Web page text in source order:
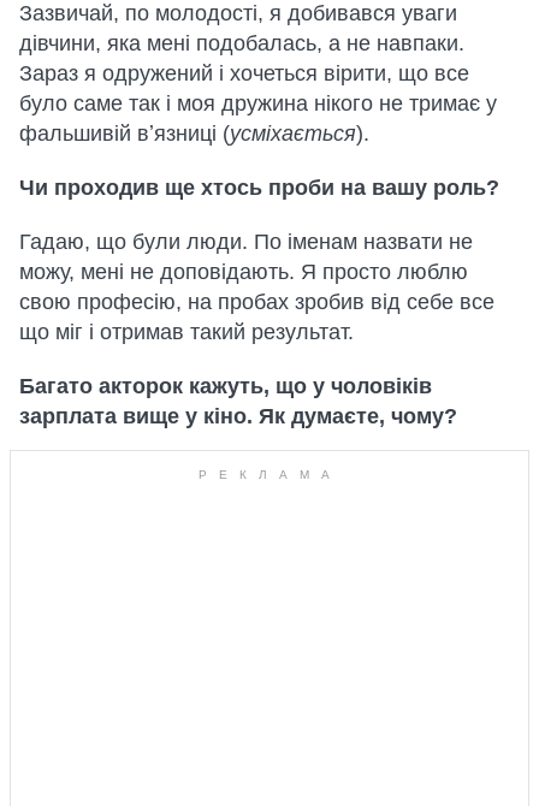
Зазвичай, по молодості, я добивався уваги
дівчини, яка мені подобалась, а не навпаки.
Зараз я одружений і хочеться вірити, що все
було саме так і моя дружина нікого не тримає у
фальшивій вʼязниці (усміхається).
Чи проходив ще хтось проби на вашу роль?
Гадаю, що були люди. По іменам назвати не
можу, мені не доповідають. Я просто люблю
свою професію, на пробах зробив від себе все
що міг і отримав такий результат.
Багато акторок кажуть, що у чоловіків
зарплата вище у кіно. Як думаєте, чому?